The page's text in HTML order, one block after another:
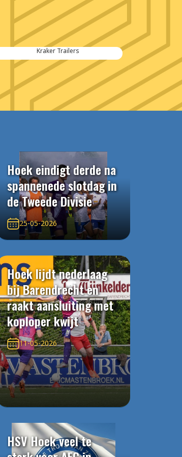
Kraker Trailers
Hoek eindigt derde na
spannenede slotdag in
de Tweede Divisie
25-05-2026
Hoek lijdt nederlaag
bij Barendrecht en
raakt aansluiting met
koploper kwijt
11-05-2026
HSV Hoek veel te